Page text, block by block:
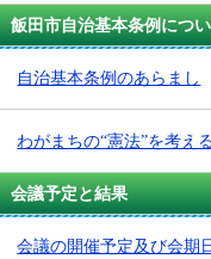
飯田市自治基本条例につ
自治基本条例のあらまし
わがまちの“憲法”を考え
会議予定と結果
会議の開催予定及び会期